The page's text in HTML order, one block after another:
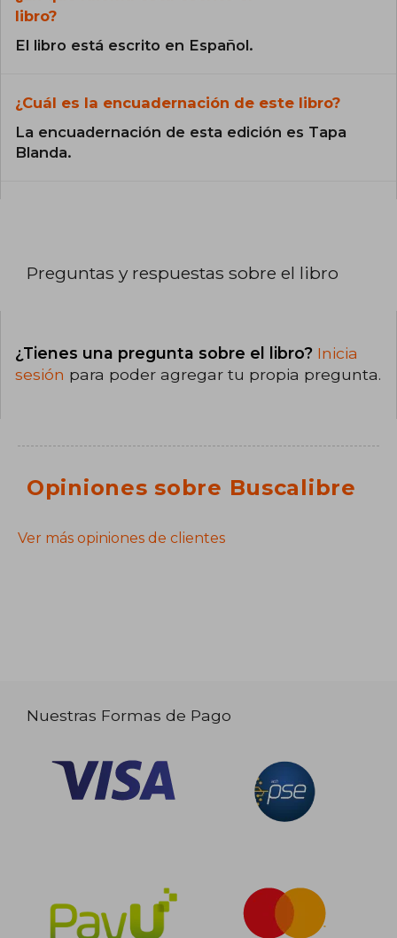
libro?
El libro está escrito en Español.
¿Cuál es la encuadernación de este libro?
La encuadernación de esta edición es Tapa
Blanda.
Preguntas y respuestas sobre el libro
¿Tienes una pregunta sobre el libro? Inicia
sesión para poder agregar tu propia pregunta.
Opiniones sobre Buscalibre
Ver más opiniones de clientes
Nuestras Formas de Pago